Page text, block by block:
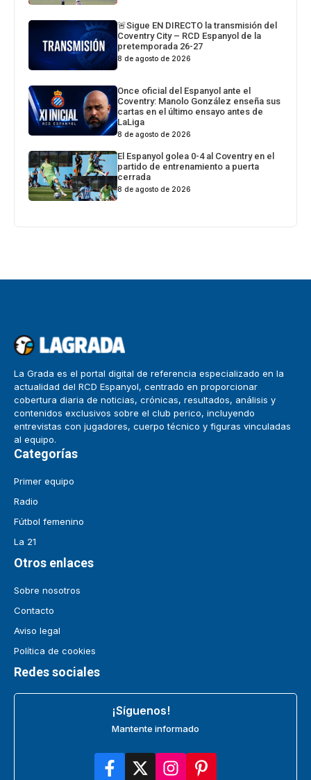
🚨Sigue EN DIRECTO la transmisión del
Coventry City – RCD Espanyol de la
pretemporada 26-27
8 de agosto de 2026
Once oficial del Espanyol ante el
Coventry: Manolo González enseña sus
cartas en el último ensayo antes de
LaLiga
8 de agosto de 2026
El Espanyol golea 0-4 al Coventry en el
partido de entrenamiento a puerta
cerrada
8 de agosto de 2026
La Grada es el portal digital de referencia especializado en la
actualidad del RCD Espanyol, centrado en proporcionar
cobertura diaria de noticias, crónicas, resultados, análisis y
contenidos exclusivos sobre el club perico, incluyendo
entrevistas con jugadores, cuerpo técnico y figuras vinculadas
al equipo.
Categorías
Primer equipo
Radio
Fútbol femenino
La 21
Otros enlaces
Sobre nosotros
Contacto
Aviso legal
Política de cookies
Redes sociales
¡Síguenos!
Mantente informado